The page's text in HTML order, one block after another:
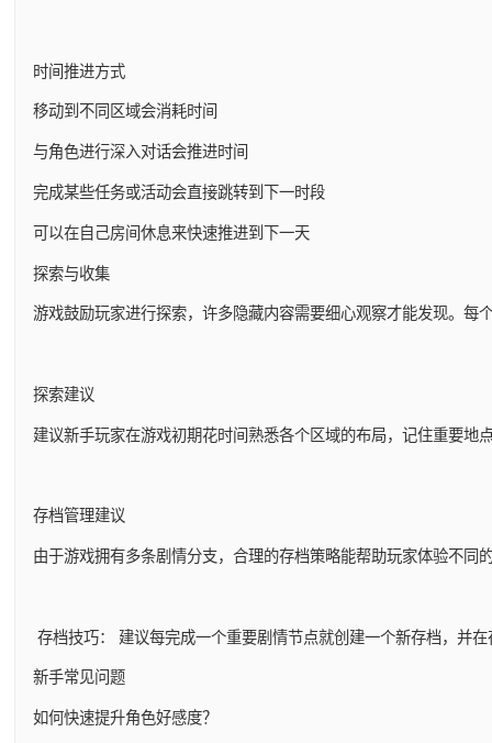
时间推进方式
移动到不同区域会消耗时间
与角色进行深入对话会推进时间
完成某些任务或活动会直接跳转到下一时段
可以在自己房间休息来快速推进到下一天
探索与收集
游戏鼓励玩家进行探索，许多隐藏内容需要细心观察才能发现。每
探索建议
建议新手玩家在游戏初期花时间熟悉各个区域的布局，记住重要
存档管理建议
由于游戏拥有多条剧情分支，合理的存档策略能帮助玩家体验不
存档技巧： 建议每完成一个重要剧情节点就创建一个新存档，并
新手常见问题
如何快速提升角色好感度？